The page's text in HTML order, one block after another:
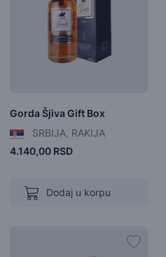
Gorda Šjiva Gift Box
SRBIJA, RAKIJA
4.140,00 RSD
Dodaj u korpu